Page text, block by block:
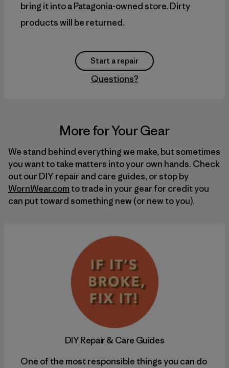
bring it into a Patagonia-owned store. Dirty
products will be returned.
Start a repair
Questions?
More for Your Gear
We stand behind everything we make, but sometimes
you want to take matters into your own hands. Check
out our DIYrepair and care guides, or stop by
WornWear.com to trade in your gear for credit you
can put toward something new (or new to you).
DIYRepair & Care Guides
One of the most responsible things you can do